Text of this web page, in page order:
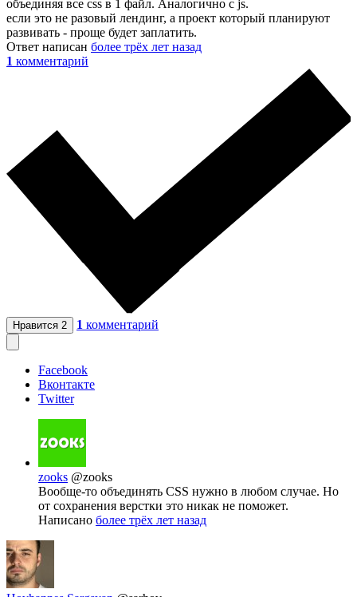
объединяя все css в 1 файл. Аналогично с js.
если это не разовый лендинг, а проект который планируют
развивать - проще будет заплатить.
Ответ написан более трёх лет назад
1 комментарий
Нравится 2 1 комментарий
Facebook
Вконтакте
Twitter
zooks @zooks
Вообще-то объединять CSS нужно в любом случае. Но
от сохранения верстки это никак не поможет.
Написано более трёх лет назад